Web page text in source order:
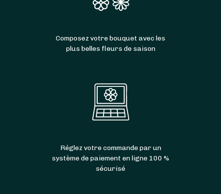
Composez votre bouquet avec les
plus belles fleurs de saison
Réglez votre commande par un
système de paiement en ligne 100 %
sécurisé